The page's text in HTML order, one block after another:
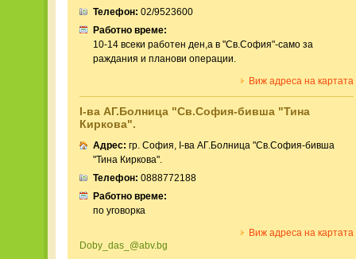
Телефон: 02/9523600
Работно време:
10-14 всеки работен ден,а в "Св.София"-само за
раждания и планови операции.
Виж адреса на картата
I-ва АГ.Болница "Св.София-бивша "Тина
Киркова".
Адрес: гр. София, I-ва АГ.Болница "Св.София-бивша
"Тина Киркова".
Телефон: 0888772188
Работно време:
по уговорка
Виж адреса на картата
Doby_das_@abv.bg